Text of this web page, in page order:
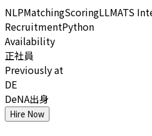
NLPMatchingScoringLLMATS
RecruitmentPython
Availability
正社員
Previously at
DE
DeNA出身
Hire Now